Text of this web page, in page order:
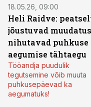
18.05.26, 09:00
Heli Raidve:
jõustuvad
nihutavad puhkuse
aegumise tähtaegu
Tööandja puudulik
tegutsemine võib muuta
puhkusepäevad ka
aegumatuks!